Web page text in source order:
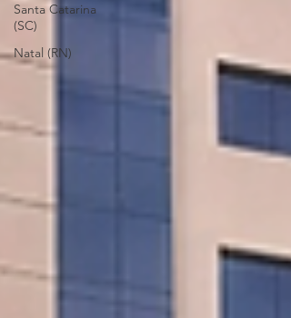
Santa Catarina
(SC)
Natal (RN)